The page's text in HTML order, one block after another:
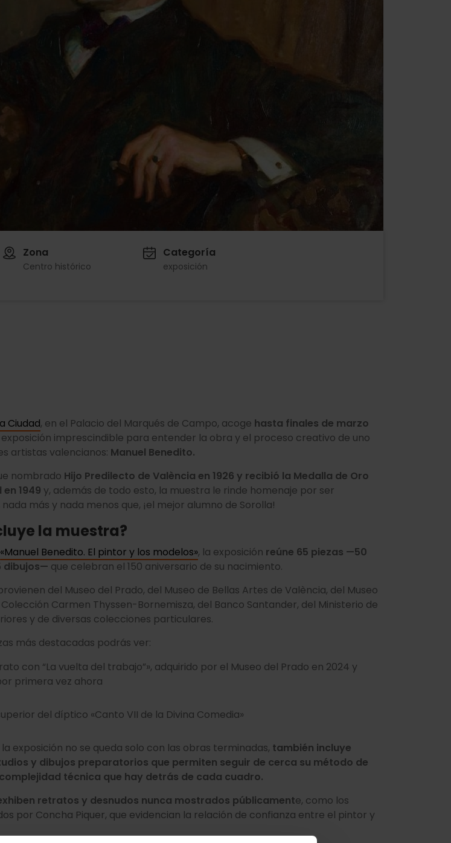
Zona
Centro histórico
Categoría
exposición
Ciudad, en el Palacio del Marqués de Campo, acoge hasta finales de marzo
exposición imprescindible para entender la obra y el proceso creativo de uno
artistas valencianos: Manuel Benedito.
nombrado Hijo Predilecto de València en 1926 y recibió la Medalla de Oro
1949 y, además de todo esto, la muestra le rinde homenaje por ser
más y nada menos que, ¡el mejor alumno de Sorolla!
la muestra?
«Manuel Benedito. El pintor y los modelos», la exposición reúne 65 piezas —50
dibujos— que celebran el 150 aniversario de su nacimiento.
del Museo del Prado, del Museo de Bellas Artes de València, del Museo
Carmen Thyssen-Bornemisza, del Banco Santander, del Ministerio de
y de diversas colecciones particulares.
más destacadas podrás ver:
con “La vuelta del trabajo”», adquirido por el Museo del Prado en 2024 y
primera vez ahora
del díptico «Canto VII de la Divina Comedia»
la exposición no se queda solo con las obras terminadas, también incluye
y dibujos preparatorios que permiten seguir de cerca su método de
técnica que hay detrás de cada cuadro.
retratos y desnudos nunca mostrados públicamente, como los
por Concha Piquer, que evidencian la relación de confianza entre el pintor y